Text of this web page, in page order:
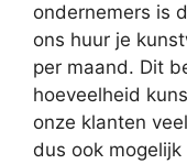
ondernemers is
ons huur je
per maand. Dit
hoeveelheid
onze klanten
dus ook